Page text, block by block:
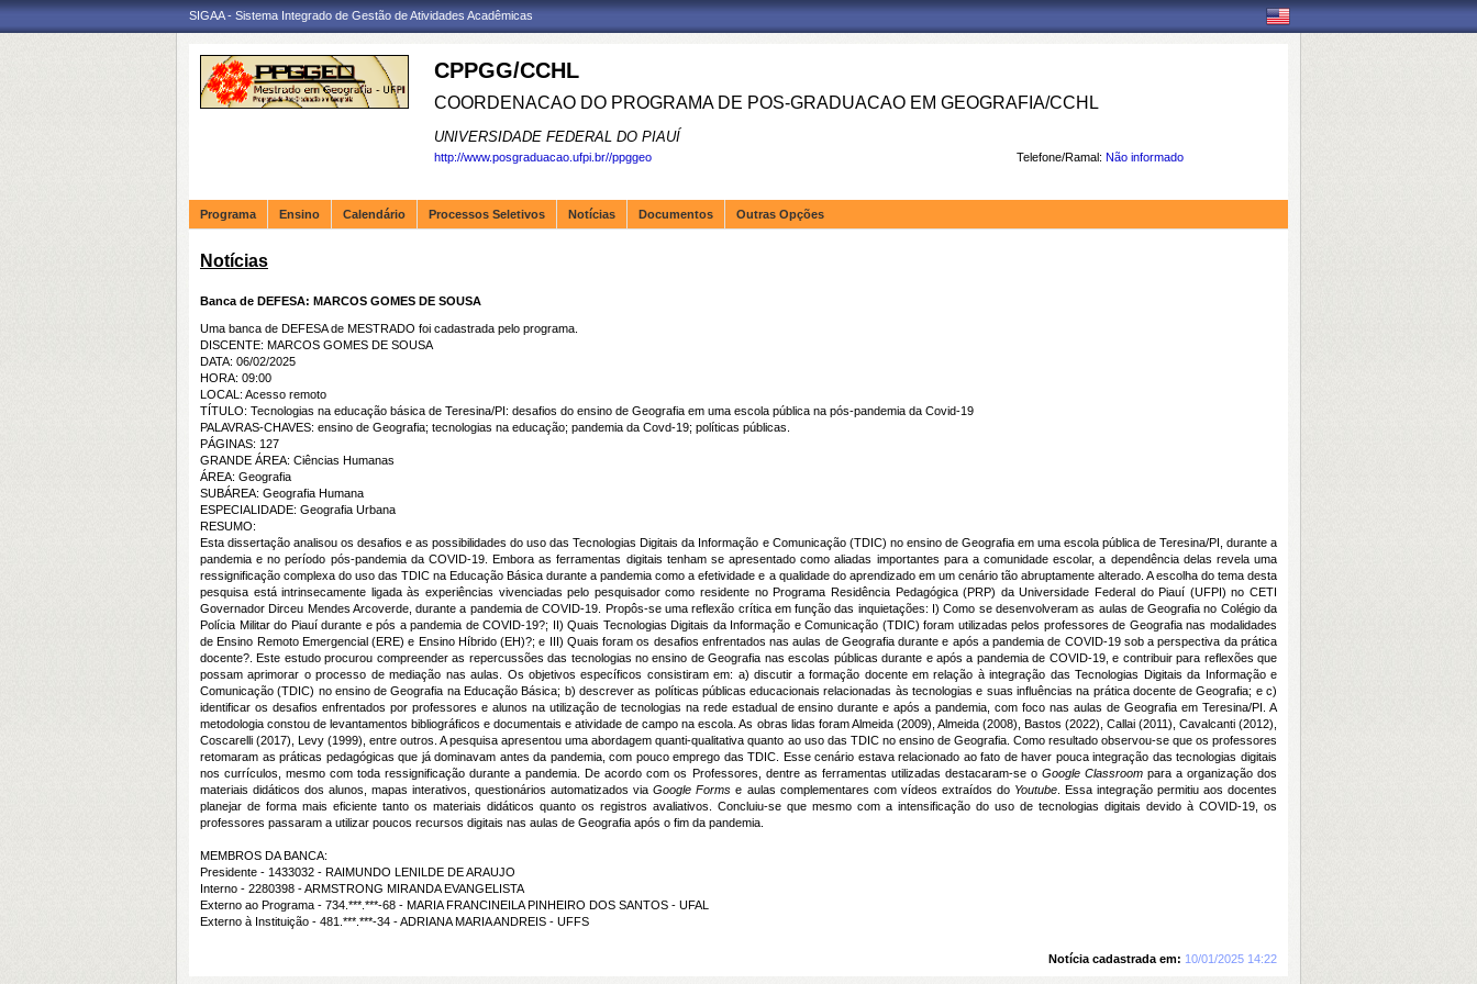
SIGAA - Sistema Integrado de Gestão de Atividades Acadêmicas
CPPGG/CCHL
COORDENACAO DO PROGRAMA DE POS-GRADUACAO EM GEOGRAFIA/CCHL
UNIVERSIDADE FEDERAL DO PIAUÍ
Telefone/Ramal: Não informado
http://www.posgraduacao.ufpi.br//ppggeo
Programa Ensino Calendário Processos Seletivos Notícias Documentos Outras Opções
Notícias
Banca de DEFESA: MARCOS GOMES DE SOUSA
Uma banca de DEFESA de MESTRADO foi cadastrada pelo programa.
DISCENTE: MARCOS GOMES DE SOUSA
DATA: 06/02/2025
HORA: 09:00
LOCAL: Acesso remoto
TÍTULO: Tecnologias na educação básica de Teresina/PI: desafios do ensino de Geografia em uma escola pública na pós-pandemia da Covid-19
PALAVRAS-CHAVES: ensino de Geografia; tecnologias na educação; pandemia da Covd-19; políticas públicas.
PÁGINAS: 127
GRANDE ÁREA: Ciências Humanas
ÁREA: Geografia
SUBÁREA: Geografia Humana
ESPECIALIDADE: Geografia Urbana
RESUMO:
Esta dissertação analisou os desafios e as possibilidades do uso das Tecnologias Digitais da Informação e Comunicação (TDIC) no ensino de Geografia em uma escola pública de Teresina/PI, durante a
pandemia e no período pós-pandemia da COVID-19. Embora as ferramentas digitais tenham se apresentado como aliadas importantes para a comunidade escolar, a dependência delas revela uma
ressignificação complexa do uso das TDIC na Educação Básica durante a pandemia como a efetividade e a qualidade do aprendizado em um cenário tão abruptamente alterado. A escolha do tema desta
pesquisa está intrinsecamente ligada às experiências vivenciadas pelo pesquisador como residente no Programa Residência Pedagógica (PRP) da Universidade Federal do Piauí (UFPI) no CETI
Governador Dirceu Mendes Arcoverde, durante a pandemia de COVID-19. Propôs-se uma reflexão crítica em função das inquietações: I) Como se desenvolveram as aulas de Geografia no Colégio da
Polícia Militar do Piauí durante e pós a pandemia de COVID-19?; II) Quais Tecnologias Digitais da Informação e Comunicação (TDIC) foram utilizadas pelos professores de Geografia nas modalidades
de Ensino Remoto Emergencial (ERE) e Ensino Híbrido (EH)?; e III) Quais foram os desafios enfrentados nas aulas de Geografia durante e após a pandemia de COVID-19 sob a perspectiva da prática
docente?. Este estudo procurou compreender as repercussões das tecnologias no ensino de Geografia nas escolas públicas durante e após a pandemia de COVID-19, e contribuir para reflexões que
possam aprimorar o processo de mediação nas aulas. Os objetivos específicos consistiram em: a) discutir a formação docente em relação à integração das Tecnologias Digitais da Informação e
Comunicação (TDIC) no ensino de Geografia na Educação Básica; b) descrever as políticas públicas educacionais relacionadas às tecnologias e suas influências na prática docente de Geografia; e c)
identificar os desafios enfrentados por professores e alunos na utilização de tecnologias na rede estadual de ensino durante e após a pandemia, com foco nas aulas de Geografia em Teresina/PI. A
metodologia constou de levantamentos bibliográficos e documentais e atividade de campo na escola. As obras lidas foram Almeida (2009), Almeida (2008), Bastos (2022), Callai (2011), Cavalcanti (2012),
Coscarelli (2017), Levy (1999), entre outros. A pesquisa apresentou uma abordagem quanti-qualitativa quanto ao uso das TDIC no ensino de Geografia. Como resultado observou-se que os professores
retomaram as práticas pedagógicas que já dominavam antes da pandemia, com pouco emprego das TDIC. Esse cenário estava relacionado ao fato de haver pouca integração das tecnologias digitais
nos currículos, mesmo com toda ressignificação durante a pandemia. De acordo com os Professores, dentre as ferramentas utilizadas destacaram-se o Google Classroompara a organização dos
materiais didáticos dos alunos, mapas interativos, questionários automatizados viaGoogle Forms e aulas complementares com vídeos extraídos do Youtube. Essa integração permitiu aos docentes
planejar de forma mais eficiente tanto os materiais didáticos quanto os registros avaliativos. Concluiu-se que mesmo com a intensificação do uso de tecnologias digitais devido à COVID-19, os
professores passaram a utilizar poucos recursos digitais nas aulas de Geografia após o fim da pandemia.
MEMBROS DA BANCA:
Presidente - 1433032 - RAIMUNDO LENILDE DE ARAUJO
Interno - 2280398 - ARMSTRONG MIRANDA EVANGELISTA
Externo ao Programa - 734.***.***-68 - MARIA FRANCINEILA PINHEIRO DOS SANTOS - UFAL
Externo à Instituição - 481.***.***-34 - ADRIANA MARIA ANDREIS - UFFS
Notícia cadastrada em: 10/01/2025 14:22